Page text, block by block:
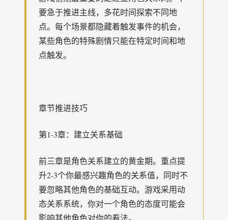
要急于推进主线，多花时间探索不同地
点。每个场景都隐藏着触发事件的机会，
某些角色的特殊剧情只能在特定时间和地
点触发。
章节推进技巧
第1-3章：建立关系基础
前三章是角色关系建立的黄金期。重点提
升2-3个你最感兴趣角色的关系值，同时不
要忽略其他角色的基础互动。游戏采用动
态关系系统，你对一个角色的态度可能会
影响其他角色对你的看法。